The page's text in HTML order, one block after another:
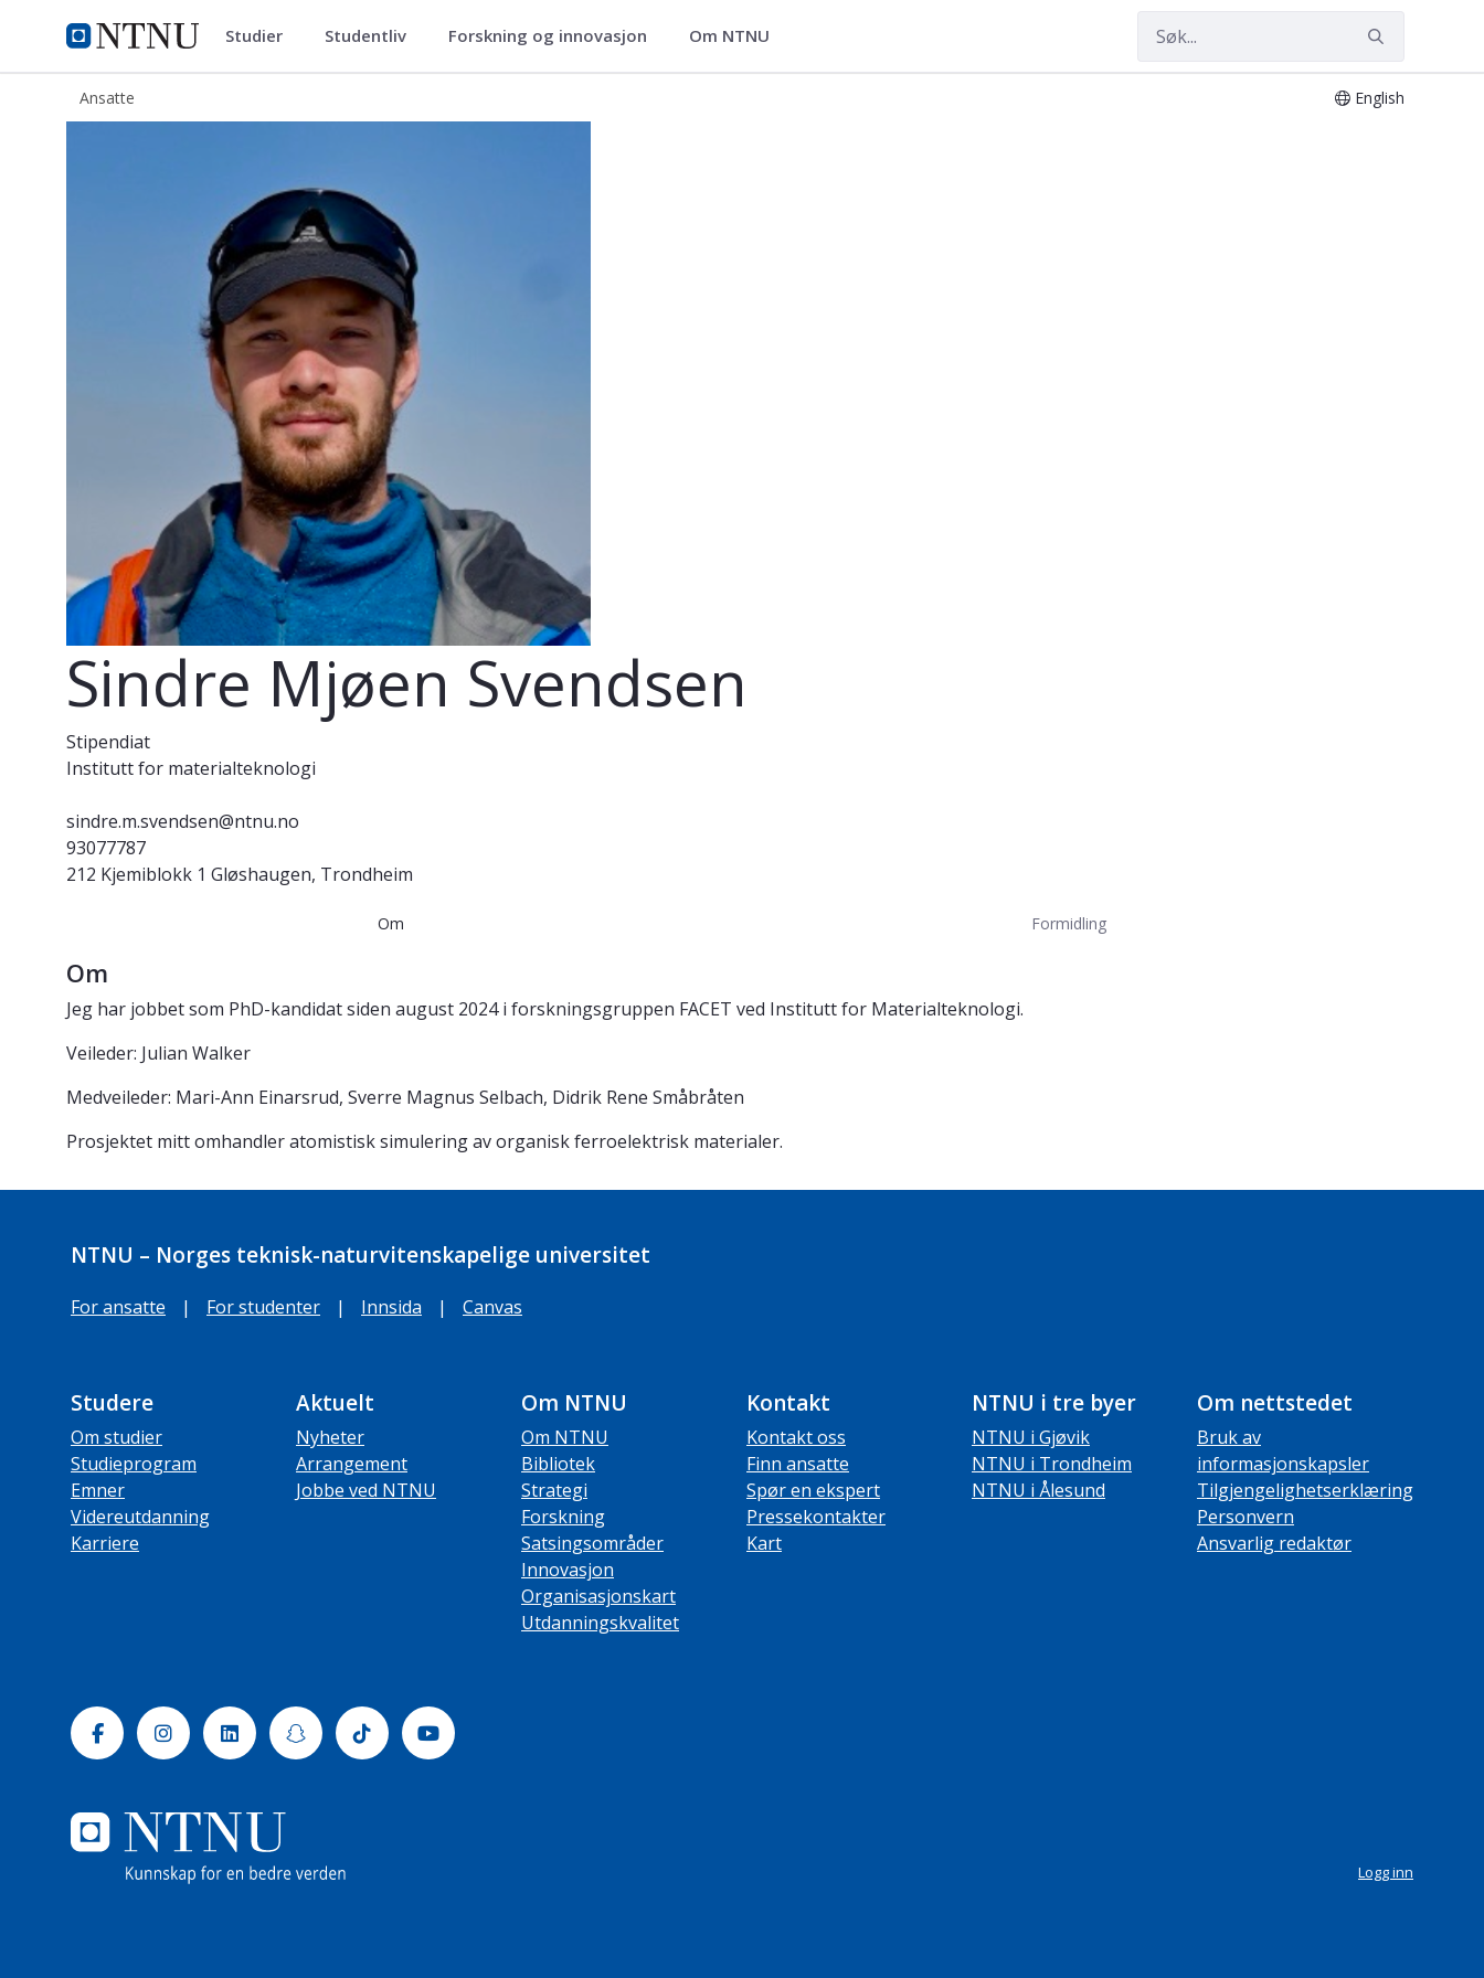
NTNU Hjemmeside
ntnu.no Studier Studentliv Forskning og innovasjon Om NTNU
Ansatte English
Sindre Mjøen Svendsen
Stipendiat
Institutt for materialteknologi
sindre.m.svendsen@ntnu.no
93077787
212 Kjemiblokk 1 Gløshaugen, Trondheim
Om Formidling
Om
Jeg har jobbet som PhD-kandidat siden august 2024 i forskningsgruppen FACET ved Institutt for Materialteknologi.
Veileder: Julian Walker
Medveileder: Mari-Ann Einarsrud, Sverre Magnus Selbach, Didrik Rene Småbråten
Prosjektet mitt omhandler atomistisk simulering av organisk ferroelektrisk materialer.
NTNU – Norges teknisk-naturvitenskapelige universitet
For ansatte | For studenter | Innsida | Canvas
Studere
Om studier
Studieprogram
Emner
Videreutdanning
Karriere
Aktuelt
Nyheter
Arrangement
Jobbe ved NTNU
Om NTNU
Om NTNU
Bibliotek
Strategi
Forskning
Satsingsområder
Innovasjon
Organisasjonskart
Utdanningskvalitet
Kontakt
Kontakt oss
Finn ansatte
Spør en ekspert
Pressekontakter
Kart
NTNU i tre byer
NTNU i Gjøvik
NTNU i Trondheim
NTNU i Ålesund
Om nettstedet
Bruk av
informasjonskapsler
Tilgjengelighetserklæring
Personvern
Ansvarlig redaktør
FacebookInstagramLinkedinSnapchatTiktok Youtube
Logg inn